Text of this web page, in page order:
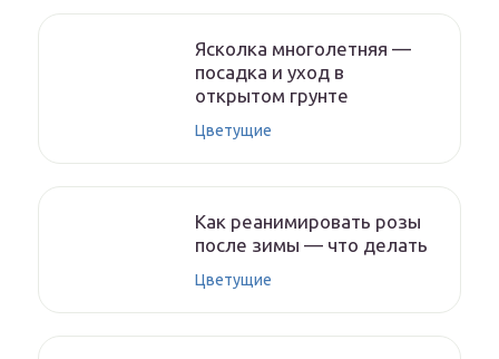
Ясколка многолетняя —
посадка и уход в
открытом грунте
Цветущие
Как реанимировать розы
после зимы — что делать
Цветущие